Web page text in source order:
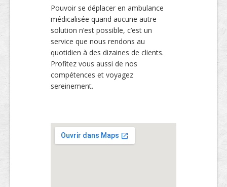
Pouvoir se déplacer en ambulance
médicalisée quand aucune autre
solution n’est possible, c’est un
service que nous rendons au
quotidien à des dizaines de clients.
Profitez vous aussi de nos
compétences et voyagez
sereinement.